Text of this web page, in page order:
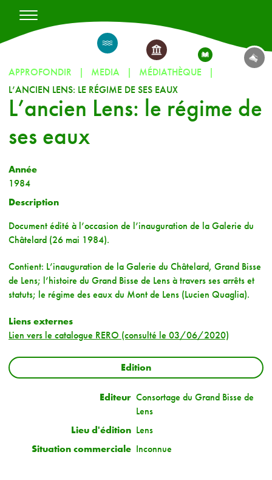
APPROFONDIR MEDIA
MÉDIATHÈQUE
L’ANCIEN LENS: LE RÉGIME DE SES EAUX
L’ancien Lens: le régime de
ses eaux
Année
1984
Description
Document édité à l’occasion de l’inauguration de la Galerie du
Châtelard (26 mai 1984).
Contient: L’inauguration de la Galerie du Châtelard, Grand Bisse
de Lens; l’histoire du Grand Bisse de Lens à travers ses arrêts et
statuts; le régime des eaux du Mont de Lens (Lucien Quaglia).
Liens externes
Lien vers le catalogue RERO (consulté le 03/06/2020)
Edition
Editeur Consortage du Grand Bisse de
Lens
Lieu d'édition Lens
Situation commerciale Inconnue